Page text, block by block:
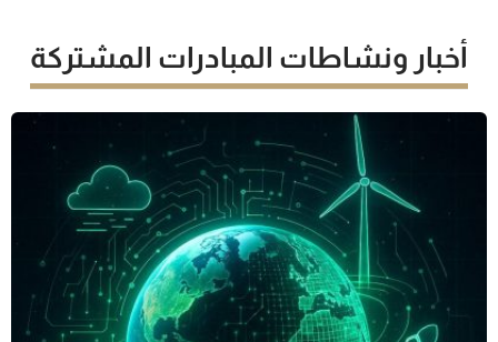
أخبار ونشاطات المبادرات المشتركة